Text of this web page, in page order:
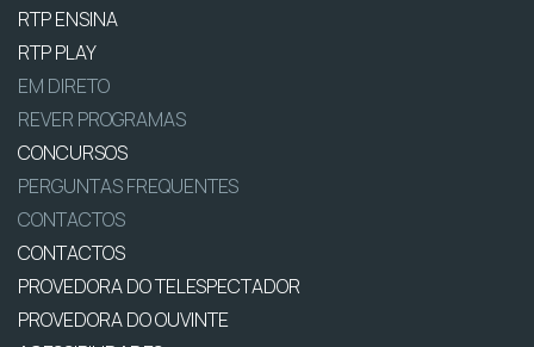
RTP ENSINA
RTP PLAY
EM DIRETO
REVER PROGRAMAS
CONCURSOS
PERGUNTAS FREQUENTES
CONTACTOS
CONTACTOS
PROVEDORA DO TELESPECTADOR
PROVEDORA DO OUVINTE